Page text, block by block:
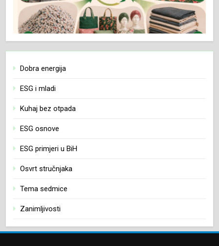
Dobra energija
ESG i mladi
Kuhaj bez otpada
ESG osnove
ESG primjeri u BiH
Osvrt stručnjaka
Tema sedmice
Zanimljivosti